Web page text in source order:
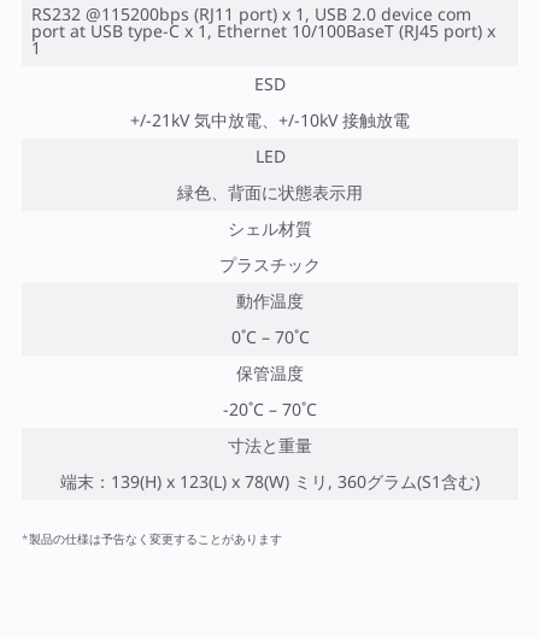
RS232 @115200bps (RJ11 port) x 1, USB 2.0 device com
port at USB type-C x 1, Ethernet 10/100BaseT (RJ45 port) x
1
ESD
+/-21kV 気中放電、+/-10kV 接触放電
LED
緑色、背面に状態表示用
シェル材質
プラスチック
動作温度
0˚C – 70˚C
保管温度
-20˚C – 70˚C
寸法と重量
端末：139(H) x 123(L) x 78(W) ミリ, 360グラム(S1含む)
*製品の仕様は予告なく変更することがあります